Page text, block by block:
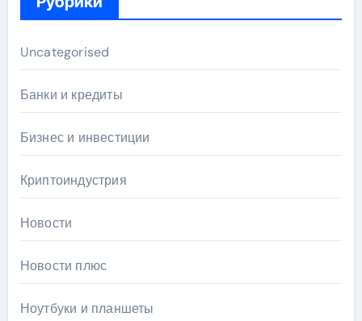
Uncategorised
Банки и кредиты
Бизнес и инвестиции
Криптоиндустрия
Новости
Новости плюс
Ноутбуки и планшеты